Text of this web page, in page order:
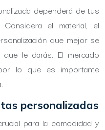
dependerá de tus
el material, el
que mejor se
le darás. El mercado
lo que es importante
personalizadas
para la comodidad y